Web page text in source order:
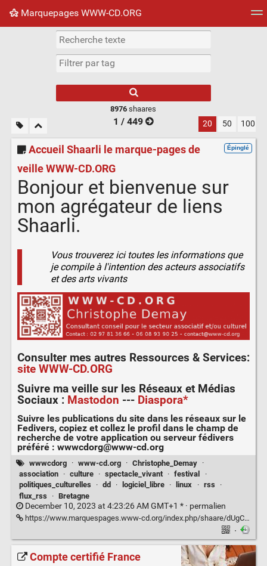
Marquepages WWW-CD.ORG
Nuage de tags Mur d'images
8976 shaares
1 / 449 20 50 100
Épinglé
Accueil Shaarli le marque-pages de
veille WWW-CD.ORG
Bonjour et bienvenue sur
mon agrégateur de liens
Shaarli.
Vous trouverez ici toutes les informations que
je compile à l'intention des acteurs associatifs
et des arts vivants
Consulter mes autres Ressources & Services:
site WWW-CD.ORG
Suivre ma veille sur les Réseaux et Médias
Sociaux: Mastodon --- Diaspora*
Suivre les publications du site dans les réseaux sur le
Fedivers, copiez et collez le profil dans le champ de
recherche de votre application ou serveur fédivers
préféré : wwwcdorg@www-cd.org
wwwcdorg · www-cd.org · Christophe_Demay ·
association
· culture · spectacle_vivant · festival
·
politiques_culturelles
· dd · logiciel_libre · linux · rss
·
flux_rss
· Bretagne
December 10, 2023 at 4:23:26 AM GMT+1 * · permalien
https://www.marquespages.www-cd.org/index.php/shaare/dUgCxQ
·
Compte certifié France